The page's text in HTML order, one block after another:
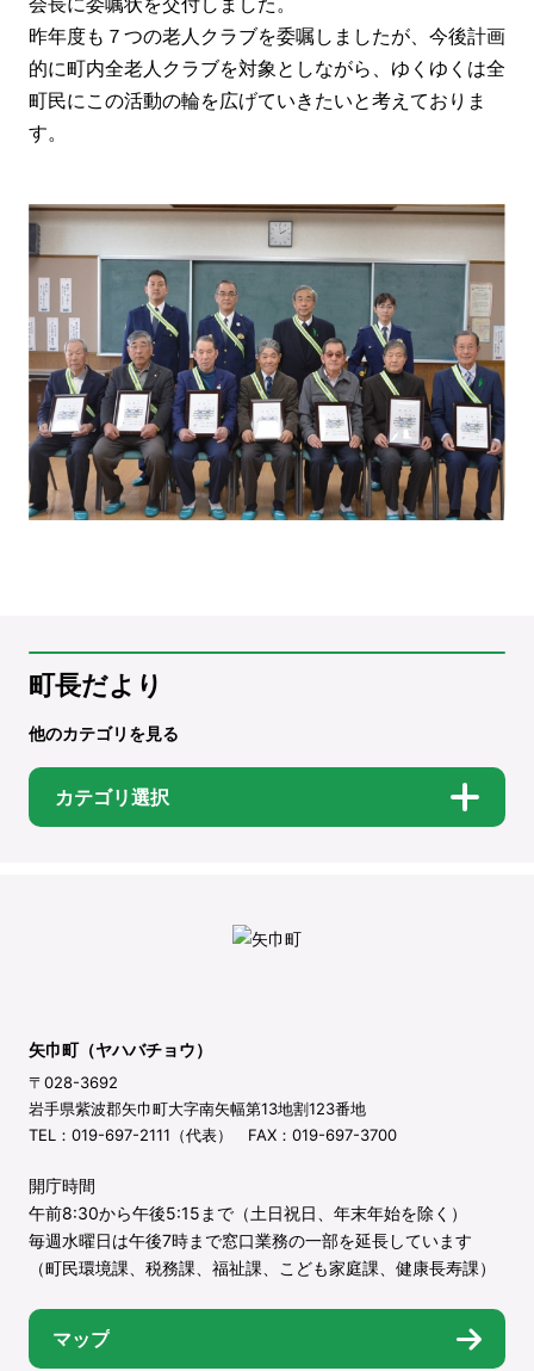
昨年度も７つの老人クラブを委嘱しましたが、今後計画
的に町内全老人クラブを対象としながら、ゆくゆくは全
町民にこの活動の輪を広げていきたいと考え ておりま
す。
町長だより
他のカテゴリを見る
カテゴリ選択
矢巾町（ヤハバチョウ）
〒028-3692
岩手県紫波郡矢巾町大字南矢幅第13地割123番地
TEL：019-697-2111（代表） FAX：019-697-3700
開庁時間
午前8:30から午後5:15まで（土日祝日、年末年始を除く）
毎週水曜日は午後7時まで窓口業務の一部を延長しています
（町民環境課、税務課、福祉課、こども家庭課、健康長寿課）
マップ